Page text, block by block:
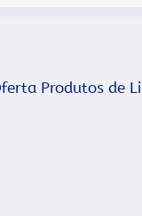
Produtos de